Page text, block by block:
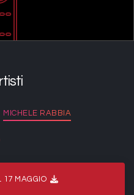
MICHELE RABBIA
17 MAGGIO